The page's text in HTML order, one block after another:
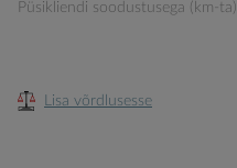
gallery
Püsikliendi soodustusega (km-ta)
Lisa võrdlusesse